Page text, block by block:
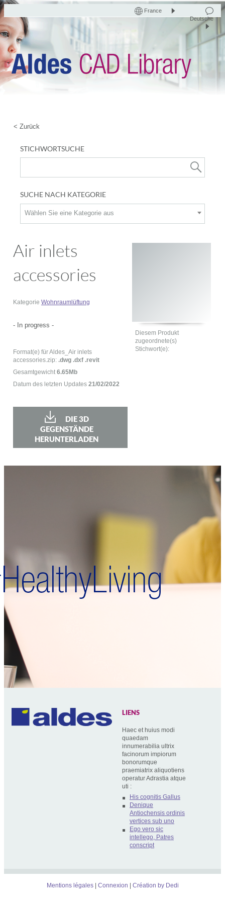
France
Deutsche
< Zurück
STICHWORTSUCHE
SUCHE NACH KATEGORIE
Wählen Sie eine Kategorie aus
Air inlets
accessories
Kategorie Wohnraumlüftung
- In progress -
Format(e) für Aldes_Air inlets
accessories.zip: .dwg .dxf .revit
Gesamtgewicht 6.65Mb
Datum des letzten Updates 21/02/2022
DIE 3D
GEGENSTÄNDE
HERUNTERLADEN
Diesem Produkt
zugeordnete(s)
Stichwort(e):
LIENS
Haec et huius modi
quaedam
innumerabilia ultrix
facinorum impiorum
bonorumque
praemiatrix aliquotiens
operatur Adrastia atque
uti :
His cognitis Gallus
Denique
Antiochensis ordinis
vertices sub uno
Ego vero sic
intellego, Patres
conscript
Mentions légales Connexion Création by Dedi